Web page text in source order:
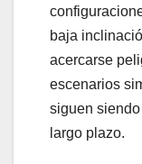
baja
acercarse
escenarios
siguen
largo plazo.